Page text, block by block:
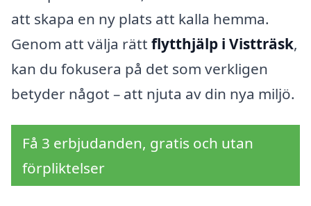
att skapa en ny plats att kalla hemma.
Genom att välja rätt flytthjälp i Vistträsk,
kan du fokusera på det som verkligen
betyder något – att njuta av din nya miljö.
Få 3 erbjudanden, gratis och utan
förpliktelser